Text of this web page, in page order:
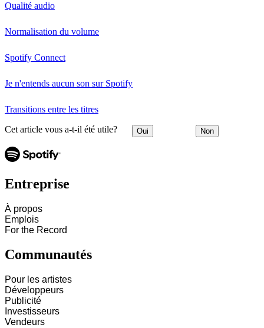
Qualité audio
Normalisation du volume
Spotify Connect
Je n'entends aucun son sur Spotify
Transitions entre les titres
Cet article vous a-t-il été utile? Oui Non
Entreprise
À propos
Emplois
For the Record
Communautés
Pour les artistes
Développeurs
Publicité
Investisseurs
Vendeurs